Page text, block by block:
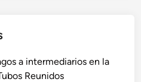
a intermediarios en la
Reunidos